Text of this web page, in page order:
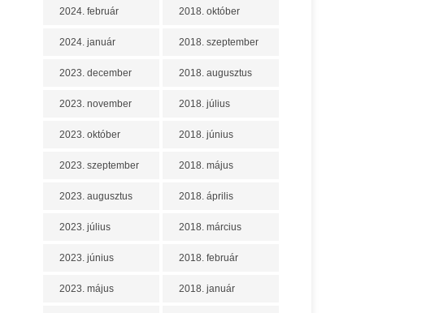
2024. február
2024. január
2023. december
2023. november
2023. október
2023. szeptember
2023. augusztus
2023. július
2023. június
2023. május
2018. október
2018. szeptember
2018. augusztus
2018. július
2018. június
2018. május
2018. április
2018. március
2018. február
2018. január